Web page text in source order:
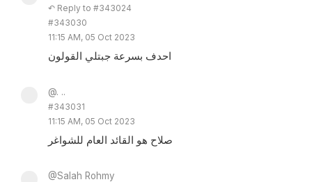
↶ Reply to #343024
#343030
11:15 AM, 05 Oct 2023
احدف بسرعة جبتلي القولون
@. ..
#343031
11:15 AM, 05 Oct 2023
صلاح هو القائد العام للشواغر
@Salah Rohmy